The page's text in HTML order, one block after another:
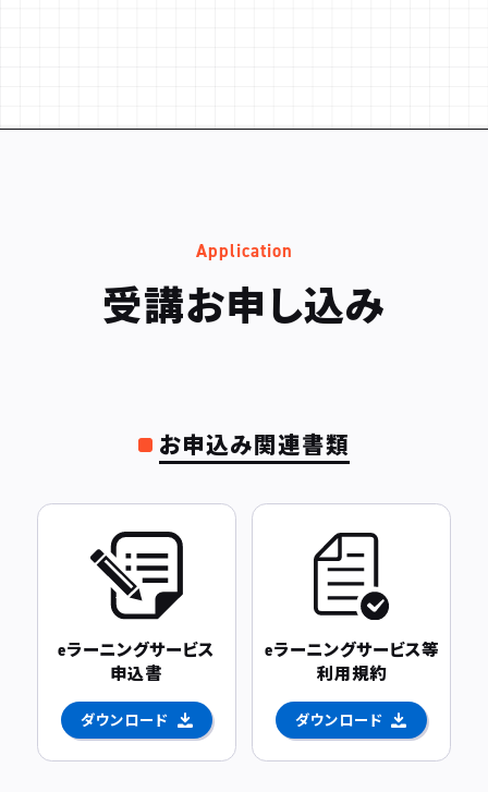
Application
受講お申し込み
お申込み関連書類
eラーニングサービス
申込書
ダウンロード
eラーニングサービス等
利用規約
ダウンロード